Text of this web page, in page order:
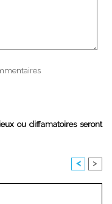
ou diffamatoires seront
< >